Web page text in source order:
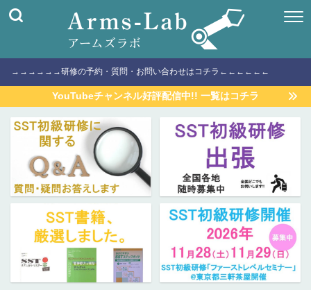
→→→→→→研修の予約・質問・お問い合わせはコチラ←←←←←←
YouTubeチャンネル好評配信中!! 一覧はコチラ